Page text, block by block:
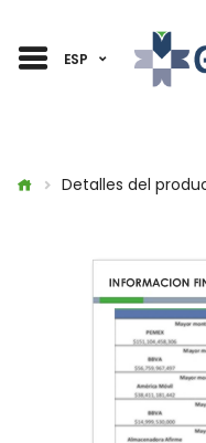
ESP
Detalles del